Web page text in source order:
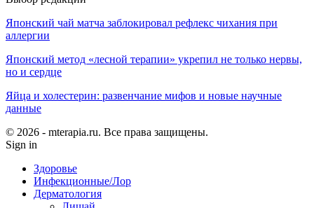
Японский чай матча заблокировал рефлекс чихания при
аллергии
Японский метод «лесной терапии» укрепил не только нервы,
но и сердце
Яйца и холестерин: развенчание мифов и новые научные
данные
© 2026 - mterapia.ru. Все права защищены.
Sign in
Здоровье
Инфекционные/Лор
Дерматология